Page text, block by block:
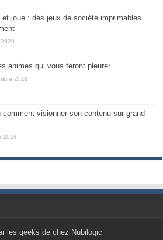
et joue : des jeux de société imprimables
animes qui vous feront pleurer
2018
comment visionner son contenu sur grand
2014
les geeks de chez Nubilogic